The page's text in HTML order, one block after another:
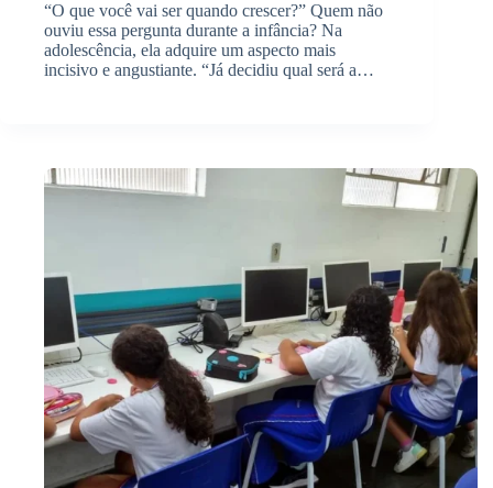
“O que você vai ser quando crescer?” Quem não
ouviu essa pergunta durante a infância? Na
adolescência, ela adquire um aspecto mais
incisivo e angustiante. “Já decidiu qual será a…